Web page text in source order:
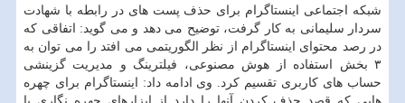
شبکه اجتماعی اینستاگرام برای حذف پست های در رابطه با شهادت
سردار سلیمانی به کار گرفت، توضیح می دهد و می گوید: اتفاقی که
در رصد محتوای اینستاگرام از نظر الگوریتمی می افتد را می توان به
۳ بخش استفاده از هوش مصنوعی، فیلترینگ و مدیریت گزینشی
حساب های کاربری تقسیم کرد. وی ادامه داد: اینستاگرام برای چهره